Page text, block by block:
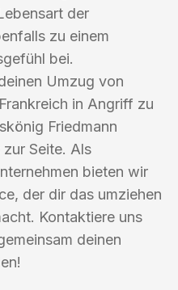
der
zu einem
bei.
Umzug von
in Angriff zu
Friedmann
Seite. Als
bieten wir
der dir das umziehen
Kontaktiere uns
deinen